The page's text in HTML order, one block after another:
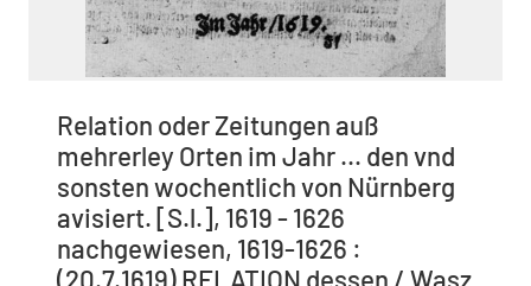
Relation oder Zeitungen auß
mehrerley Orten im Jahr ... den vnd
sonsten wochentlich von Nürnberg
avisiert. [S.l.], 1619 - 1626
nachgewiesen, 1619-1626 :
(20.7.1619) RELATION dessen / Wasz